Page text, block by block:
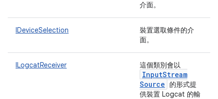
介面。
IDeviceSelection
裝置選取條件的介
面。
ILogcatReceiver 這個類別會以
InputStream
Source
的形式提
供裝置 Logcat 的輸